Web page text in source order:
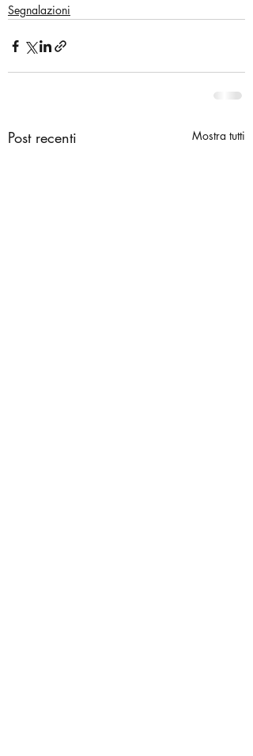
Segnalazioni
Post recenti Mostra tutti